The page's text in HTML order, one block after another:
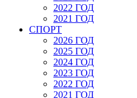
2022 ГОД
2021 ГОД
СПОРТ
2026 ГОД
2025 ГОД
2024 ГОД
2023 ГОД
2022 ГОД
2021 ГОД